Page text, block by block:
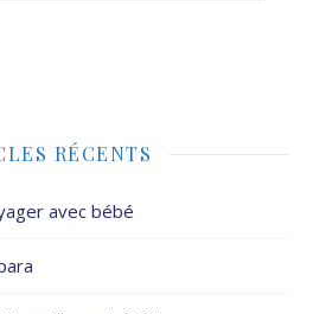
RÉCENTS
avec bébé